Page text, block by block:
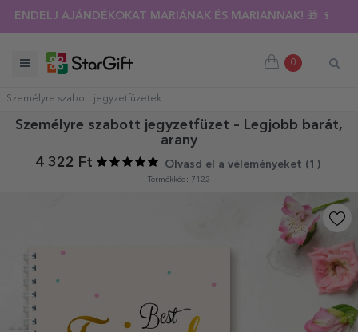
RENDELJ AJÁNDÉKOKAT MARIÁNAK ÉS MARIANNAK! 🎁 🍷
0
Személyre szabott jegyzetfüzetek
Személyre szabott jegyzetfüzet – Legjobb barát,
arany
4 322 Ft
Olvasd el a véleményeket (1 )
Termékkód: 7122